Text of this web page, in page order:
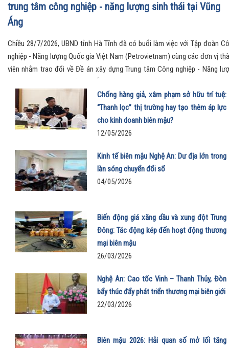
trung tâm công nghiệp - năng lượng sinh thái tại Vũng
Áng
Chiều 28/7/2026, UBND tỉnh Hà Tĩnh đã có buổi làm việc với Tập đoàn
nghiệp - Năng lượng Quốc gia Việt Nam (Petrovietnam) cùng các đơn vị
viên nhằm trao đổi về Đề án xây dựng Trung tâm Công nghiệp - Năng
trọng, mở ra định hướng phát triển mới cho khu vực Bắc Trung Bộ.
Chống hàng giả, xâm phạm sở hữu trí tuệ:
“Thanh lọc” thị trường hay tạo thêm áp lực
cho kinh doanh biên mậu?
12/05/2026
Kinh tế biên mậu Nghệ An: Dư địa lớn trong
làn sóng chuyển đổi số
04/05/2026
Biến động giá xăng dầu và xung đột Trung
Đông: Tác động kép đến hoạt động thương
mại biên mậu
26/03/2026
Nghệ An: Cao tốc Vinh – Thanh Thủy, Đòn
bẩy thúc đẩy phát triển thương mại biên giới
22/03/2026
Biên mậu 2026: Hải quan số mở lối tăng